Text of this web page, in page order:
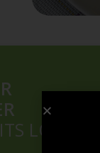
LOCAUX